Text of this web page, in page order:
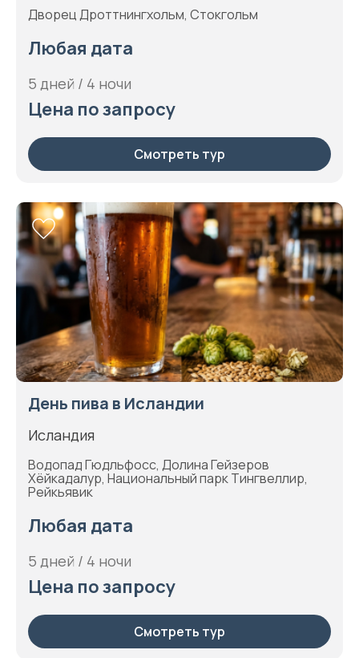
Дворец Дроттнингхольм, Стокгольм
Любая дата
5 дней / 4 ночи
Цена по запросу
Смотреть тур
День пива в Исландии
Исландия
Водопад Гюдльфосс, Долина Гейзеров
Хёйкадалур, Национальный парк Тингвеллир,
Рейкьявик
Любая дата
5 дней / 4 ночи
Цена по запросу
Смотреть тур